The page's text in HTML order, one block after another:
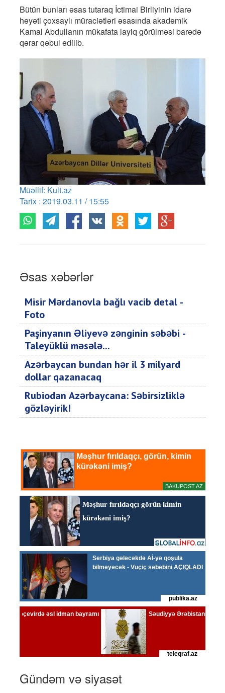
Bütün bunları əsas tutaraq İctimai Birliyinin idarə
heyəti çoxsaylı müraciətləri əsasında akademik
Kamal Abdullanın mükafata layiq görülməsi barədə
qərar qəbul edilib.
Müəllif: Kult.az
Tarix : 2019.03.11 / 15:55
Əsas xəbərlər
Misir Mərdanovla bağlı vacib detal -
Foto
Paşinyanın Əliyevə zənginin səbəbi -
Taleyüklü məsələ...
Azərbaycan bundan hər il 3 milyard
dollar qazanacaq
Rubiodan Azərbaycana: Səbirsizliklə
gözləyirik!
Gündəm və siyasət